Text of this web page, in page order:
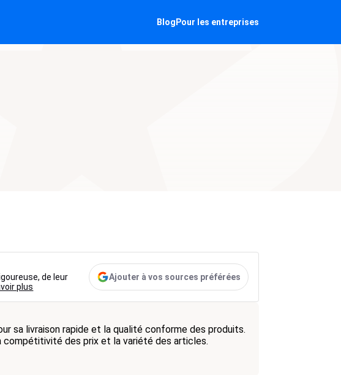
Blog Pour les entreprises
de leur
plus
Ajouter à vos sources préférées
sa livraison rapide et la qualité conforme des produits.
des prix et la variété des articles.